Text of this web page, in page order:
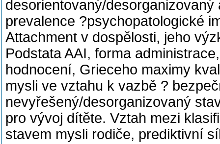
desorientovaný/
prevalence ?psychopatologické
Attachment v dospělosti, jeho
Podstata AAI, forma
hodnocení, Grieceho maximy
mysli ve vztahu k vazbě ?
nevyřešený/desorganizovaný
pro vývoj dítěte. Vztah mezi
stavem mysli rodiče, prediktivní